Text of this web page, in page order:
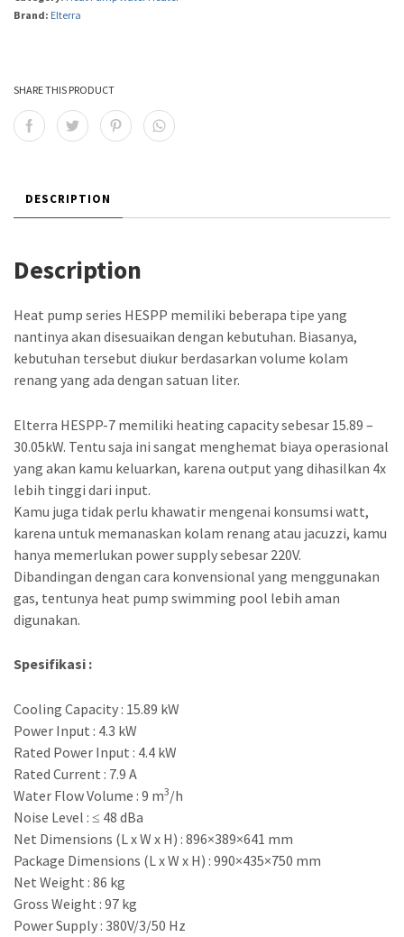
Brand: Elterra
SHARE THIS PRODUCT
DESCRIPTION
Description
Heat pump series HESPP memiliki beberapa tipe yang
nantinya akan disesuaikan dengan kebutuhan. Biasanya,
kebutuhan tersebut diukur berdasarkan volume kolam
renang yang ada dengan satuan liter.
Elterra HESPP-7 memiliki heating capacity sebesar 15.89 –
30.05kW. Tentu saja ini sangat menghemat biaya operasional
yang akan kamu keluarkan, karena output yang dihasilkan 4x
lebih tinggi dari input.
Kamu juga tidak perlu khawatir mengenai konsumsi watt,
karena untuk memanaskan kolam renang atau jacuzzi, kamu
hanya memerlukan power supply sebesar 220V.
Dibandingan dengan cara konvensional yang menggunakan
gas, tentunya heat pump swimming pool lebih aman
digunakan.
Spesifikasi :
Cooling Capacity : 15.89 kW
Power Input : 4.3 kW
Rated Power Input : 4.4 kW
Rated Current : 7.9 A
Water Flow Volume : 9 m3/h
Noise Level : ≤ 48 dBa
Net Dimensions (L x W x H) : 896×389×641 mm
Package Dimensions (L x W x H) : 990×435×750 mm
Net Weight : 86 kg
Gross Weight : 97 kg
Power Supply : 380V/3/50 Hz